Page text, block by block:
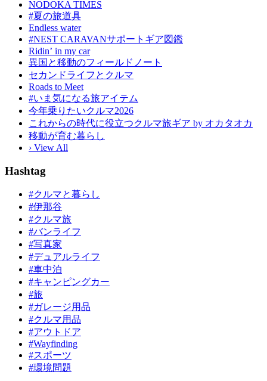
NODOKA TIMES
#夏の旅道具
Endless water
#NEST CARAVANサポートギア図鑑
Ridinʼ in my car
異国と移動のフィールドノート
セカンドライフとクルマ
Roads to Meet
#いま気になる旅アイテム
今年乗りたいクルマ2026
これからの時代に役立つクルマ旅ギア by オカタオカ
移動が育む暮らし
› View All
Hashtag
#クルマと暮らし
#伊那谷
#クルマ旅
#バンライフ
#写真家
#デュアルライフ
#車中泊
#キャンピングカー
#旅
#ガレージ用品
#クルマ用品
#アウトドア
#Wayfinding
#スポーツ
#環境問題